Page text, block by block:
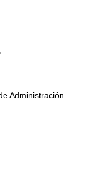
Administración